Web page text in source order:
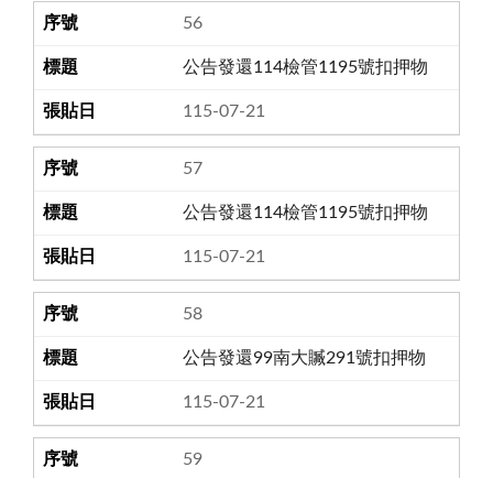
56
公告發還114檢管1195號扣押物
115-07-21
57
公告發還114檢管1195號扣押物
115-07-21
58
公告發還99南大贓291號扣押物
115-07-21
59